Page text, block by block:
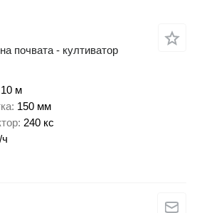
почвата - култиватор
10 м
150 мм
240 кс